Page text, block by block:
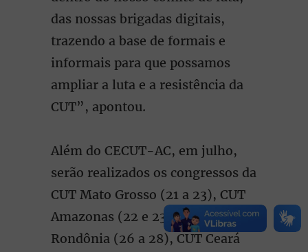
das nossas brigadas digitais,
trazendo a base de formais e
informais para que possamos
ampliar a luta e a resistência da
CUT”, apontou.
Além do CECUT-AC, em julho,
serão realizados os congressos da
CUT Mato Grosso (21 a 23), CUT
Amazonas (22 e 23), CUT
Rondônia (26 a 28), CUT Ceará